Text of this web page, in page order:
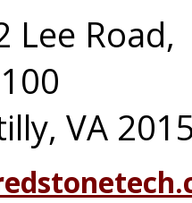
Lee Road,
VA